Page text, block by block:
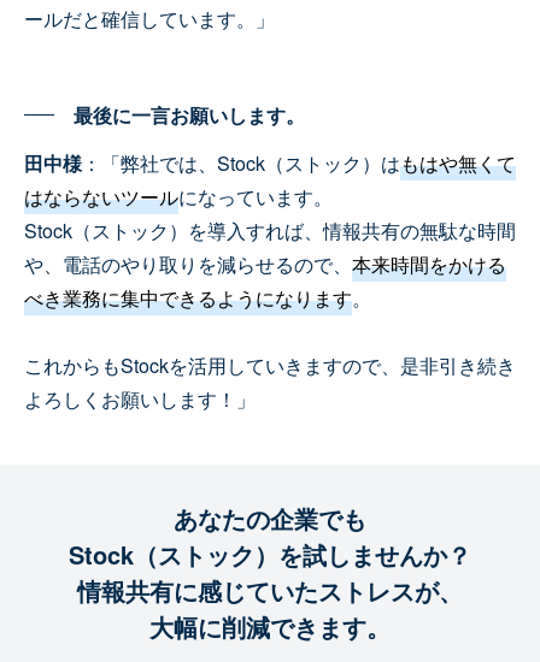
ールだと確信しています。」
最後に一言お願いします。
田中様：「弊社では、Stock（ストック）はもはや無くて
はならないツールになっています。
Stock（ストック）を導入すれば、情報共有の無駄な時間
や、電話のやり取りを減らせるので、 本来時間をかける
べき業務に集中できるようになります。
これからもStockを活用していきますので、是非引き続き
よろしくお願いします！」
あなたの企業でも
Stock（ストック）を試しませんか？
情報共有に感じていたストレスが、
大幅に削減できます。